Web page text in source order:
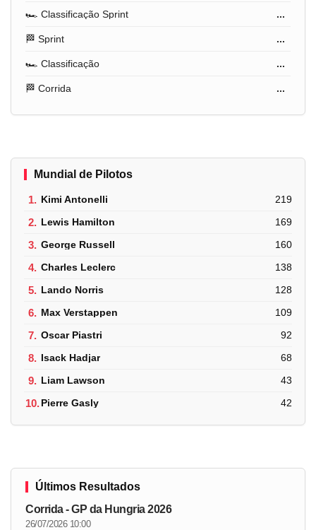
🏎️ Classificação Sprint ...
🏁 Sprint ...
🏎️ Classificação ...
🏁 Corrida ...
Mundial de Pilotos
1. Kimi Antonelli 219
2. Lewis Hamilton 169
3. George Russell 160
4. Charles Leclerc 138
5. Lando Norris 128
6. Max Verstappen 109
7. Oscar Piastri 92
8. Isack Hadjar 68
9. Liam Lawson 43
10.Pierre Gasly 42
Últimos Resultados
Corrida - GP da Hungria 2026
26/07/2026 10:00